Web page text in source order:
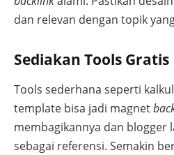
dan relevan dengan topik
Sediakan Tools Gratis
Tools sederhana seperti
template bisa jadi magnet
membagikannya dan blogger
sebagai referensi. Semakin